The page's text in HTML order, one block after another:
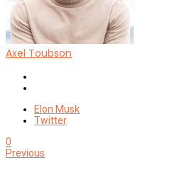
Axel Toubson
Elon Musk
Twitter
0
Previous